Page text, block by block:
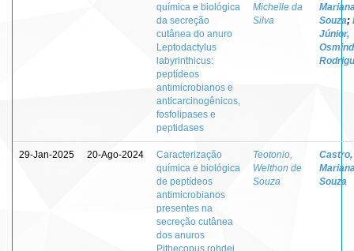
química e biológica
da secreção
cutânea do anuro
Leptodactylus
labyrinthicus:
peptídeos
antimicrobianos e
anticarcinogênicos,
fosfolipases e
peptidases
Michelle da
Silva
Souza;
Júnior,
29-Jan-2025 20-Ago-2024
Caracterização
química e biológica
de peptídeos
antimicrobianos
presentes na
secreção cutânea
dos anuros
Pithecopus rohdei
Teotonio,
Welthon de
Souza
Castro,
Souza